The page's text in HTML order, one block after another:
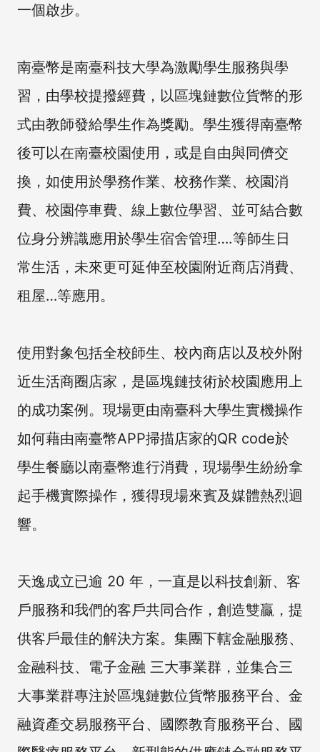
一個啟步。
南臺幣是南臺科技大學為激勵學生服務與學
習，由學校提撥經費，以區塊鏈數位貨幣的形
式由教師發給學生作為獎勵。學生獲得南臺幣
後可以在南臺校園使用，或是自由與同儕交
換，如使用於學務作業、校務作業、校園消
費、校園停車費、線上數位學習、並可結合數
位身分辨識應用於學生宿舍管理….等師生日
常生活，未來更可延伸至校園附近商店消費、
租屋…等應用。
使用對象包括全校師生、校內商店以及校外附
近生活商圈店家，是區塊鏈技術於校園應用上
的成功案例。現場更由南臺科大學生實機操作
如何藉由南臺幣APP掃描店家的QR code於
學生餐廳以南臺幣進行消費，現場學生紛紛拿
起手機實際操作，獲得現場來賓及媒體熱烈迴
響。
天逸成立已逾 20 年，一直是以科技創新、客
戶服務和我們的客戶共同合作，創造雙贏，提
供客戶最佳的解決方案。集團下轄金融服務、
金融科技、電子金融 三大事業群，並集合三
大事業群專注於區塊鏈數位貨幣服務平台、金
融資產交易服務平台、國際教育服務平台、國